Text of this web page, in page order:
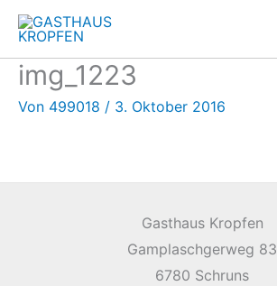
Zum
Inhalt
springen
img_1223
Von 499018 / 3. Oktober 2016
Gasthaus Kropfen
Gamplaschgerweg 83
6780 Schruns